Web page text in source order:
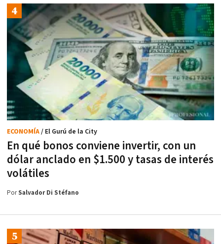
En qué bonos conviene invertir, con un
dólar anclado en $1.500 y tasas de interés
volátiles
ECONOMÍA/ El Gurú de la City
PorSalvador Di Stéfano